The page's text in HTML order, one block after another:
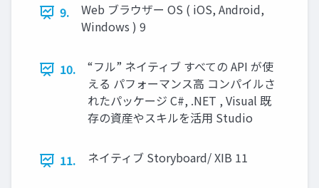
9.
Web ブラウザー OS ( iOS, Android,
Windows ) 9
10.
“フル” ネイティブ すべての API が使
える パフォーマンス高 コンパイルさ
れたパッケージ C#, .NET , Visual 既
存の資産やスキルを活用 Studio
11. ネイティブ Storyboard/ XIB 11